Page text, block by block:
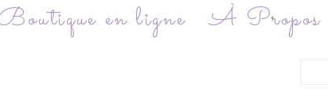
en ligne
À Propos